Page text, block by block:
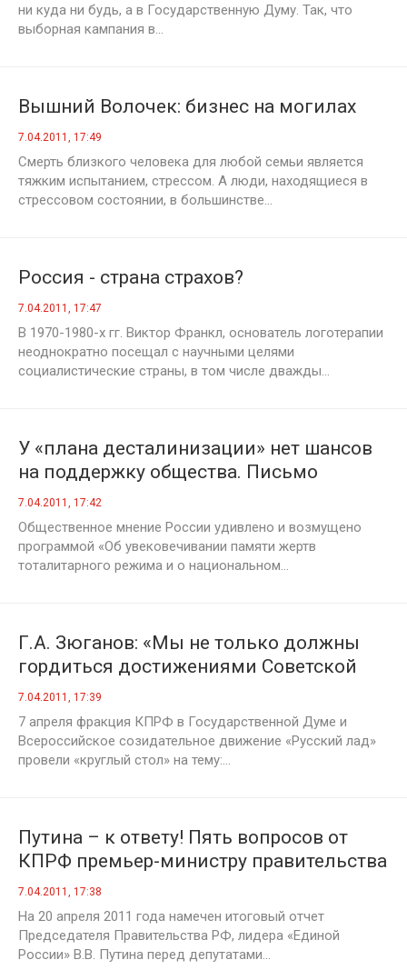
ни куда ни будь, а в Государственную Думу. Так, что
выборная кампания в...
Вышний Волочек: бизнес на могилах
7.04.2011, 17:49
Смерть близкого человека для любой семьи является
тяжким испытанием, стрессом. А люди, находящиеся в
стрессовом состоянии, в большинстве...
Россия - страна страхов?
7.04.2011, 17:47
В 1970-1980-х гг. Виктор Франкл, основатель логотерапии
неоднократно посещал с научными целями
социалистические страны, в том числе дважды...
У «плана десталинизации» нет шансов
на поддержку общества. Письмо
Председателя ЦК КПРФ Г.А. Зюганова
Президенту Российской Федерации
Д.А. Медведеву
7.04.2011, 17:42
Общественное мнение России удивлено и возмущено
программой «Об увековечивании памяти жертв
тоталитарного режима и о национальном...
Г.А. Зюганов: «Мы не только должны
гордиться достижениями Советской
страны, но и учиться у той эпохи»
7.04.2011, 17:39
7 апреля фракция КПРФ в Государственной Думе и
Всероссийское созидательное движение «Русский лад»
провели «круглый стол» на тему:...
Путина – к ответу! Пять вопросов от
КПРФ премьер-министру правительства
капиталистов
7.04.2011, 17:38
На 20 апреля 2011 года намечен итоговый отчет
Председателя Правительства РФ, лидера «Единой
России» В.В. Путина перед депутатами...